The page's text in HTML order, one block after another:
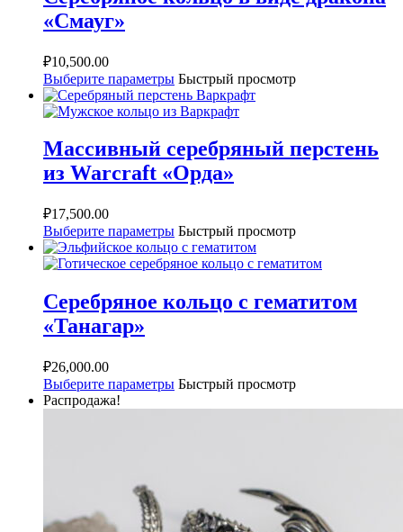
«Смауг»
₽10,500.00
Выберите параметры Быстрый просмотр
Массивный серебряный перстень
из Warcraft «Орда»
₽17,500.00
Выберите параметры Быстрый просмотр
Серебряное кольцо с гематитом
«Танагар»
₽26,000.00
Выберите параметры Быстрый просмотр
Распродажа!